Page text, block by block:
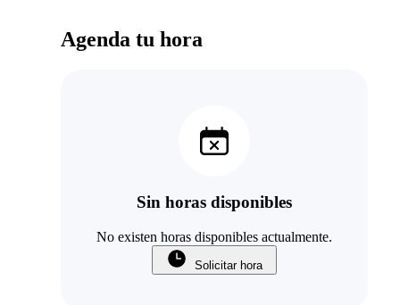
Agenda tu hora
Sin horas disponibles
No existen horas disponibles actualmente.
Solicitar hora